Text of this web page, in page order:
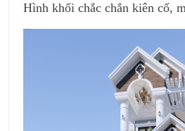
Hình khối chắc chắn kiên cố,